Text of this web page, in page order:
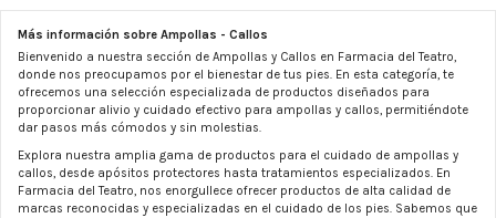
Más información sobre Ampollas - Callos
Bienvenido a nuestra sección de Ampollas y Callos en Farmacia del Teatro,
donde nos preocupamos por el bienestar de tus pies. En esta categoría, te
ofrecemos una selección especializada de productos diseñados para
proporcionar alivio y cuidado efectivo para ampollas y callos, permitiéndote
dar pasos más cómodos y sin molestias.
Explora nuestra amplia gama de productos para el cuidado de ampollas y
callos, desde apósitos protectores hasta tratamientos especializados. En
Farmacia del Teatro, nos enorgullece ofrecer productos de alta calidad de
marcas reconocidas y especializadas en el cuidado de los pies. Sabemos que